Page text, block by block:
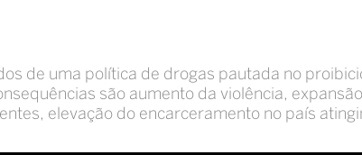
de uma política de drogas pautada no
são aumento da violência,
elevação do encarceramento no país